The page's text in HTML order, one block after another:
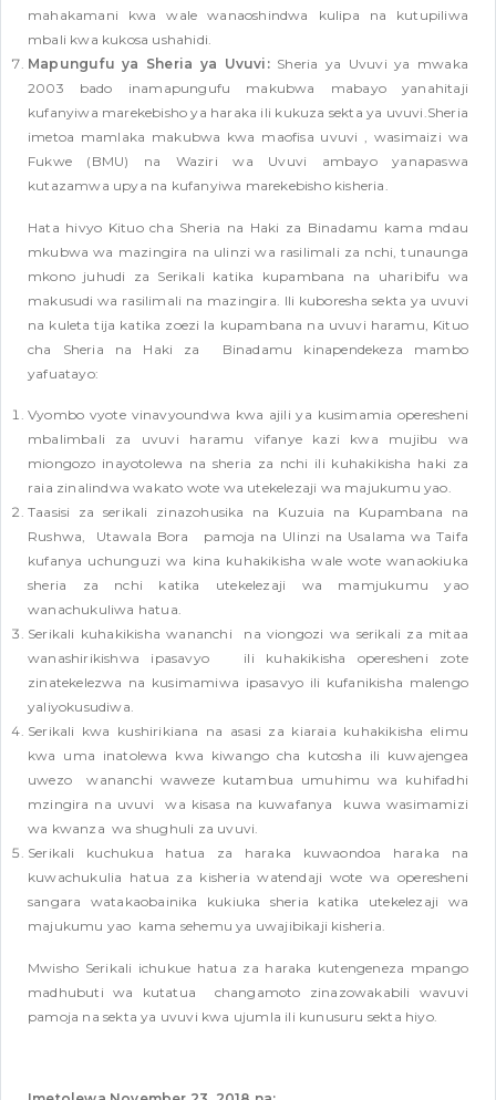
mahakamani kwa wale wanaoshindwa kulipa na kutupiliwa
mbali kwa kukosa ushahidi.
Mapungufu ya Sheria ya Uvuvi:Sheria ya Uvuvi ya mwaka
2003 bado inamapungufu makubwa mabayo yanahitaji
kufanyiwa marekebisho ya haraka ili kukuza sekta ya uvuvi.Sheria
imetoa mamlaka makubwa kwa maofisa uvuvi , wasimaizi wa
Fukwe (BMU) na Waziri wa Uvuvi ambayo yanapaswa
kutazamwa upya na kufanyiwa marekebisho kisheria.
Hata hivyo Kituo cha Sheria na Haki za Binadamu kama mdau
mkubwa wa mazingira na ulinzi wa rasilimali za nchi, tunaunga
mkono juhudi za Serikali katika kupambana na uharibifu wa
makusudi wa rasilimali na mazingira. Ili kuboresha sekta ya uvuvi
na kuleta tija katika zoezi la kupambana na uvuvi haramu, Kituo
cha Sheria na Haki za Binadamu kinapendekeza mambo
yafuatayo:
Vyombo vyote vinavyoundwa kwa ajili ya kusimamia operesheni
mbalimbali za uvuvi haramu vifanye kazi kwa mujibu wa
miongozo inayotolewa na sheria za nchi ili kuhakikisha haki za
raia zinalindwa wakato wote wa utekelezaji wa majukumu yao.
Taasisi za serikali zinazohusika na Kuzuia na Kupambana na
Rushwa, Utawala Bora pamoja na Ulinzi na Usalama wa Taifa
kufanya uchunguzi wa kina kuhakikisha wale wote wanaokiuka
sheria za nchi katika utekelezaji wa mamjukumu yao
wanachukuliwa hatua.
Serikali kuhakikisha wananchi na viongozi wa serikali za mitaa
wanashirikishwa ipasavyo ili kuhakikisha operesheni zote
zinatekelezwa na kusimamiwa ipasavyo ili kufanikisha malengo
yaliyokusudiwa.
Serikali kwa kushirikiana na asasi za kiaraia kuhakikisha elimu
kwa uma inatolewa kwa kiwango cha kutosha ili kuwajengea
uwezo wananchi waweze kutambua umuhimu wa kuhifadhi
mzingira na uvuvi wa kisasa na kuwafanya kuwa wasimamizi
wa kwanza wa shughuli za uvuvi.
Serikali kuchukua hatua za haraka kuwaondoa haraka na
kuwachukulia hatua za kisheria watendaji wote wa operesheni
sangara watakaobainika kukiuka sheria katika utekelezaji wa
majukumu yao kama sehemu ya uwajibikaji kisheria.
Mwisho Serikali ichukue hatua za haraka kutengeneza mpango
madhubuti wa kutatua changamoto zinazowakabili wavuvi
pamoja na sekta ya uvuvi kwa ujumla ili kunusuru sekta hiyo.